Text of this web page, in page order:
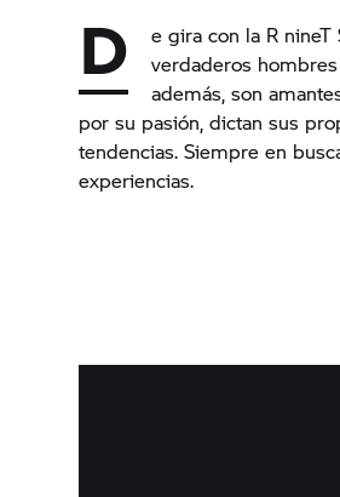
D e gira con la R nineT
verdaderos
además, son
por su pasión, dictan sus
tendencias. Siempre en
experiencias.